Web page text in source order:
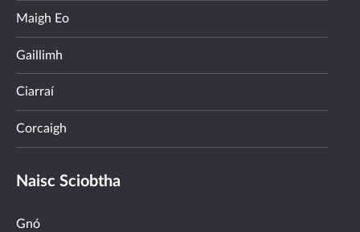
Maigh Eo
Gaillimh
Ciarraí
Corcaigh
Naisc Sciobtha
Gnó